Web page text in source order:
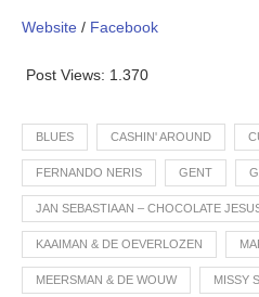
Website / Facebook
Post Views: 1.370
BLUES CASHIN' AROUND
FERNANDO NERIS GENT
JAN SEBASTIAAN – CHOCOLATE
KAAIMAN & DE OEVERLOZEN
MEERSMAN & DE WOUW MISSY